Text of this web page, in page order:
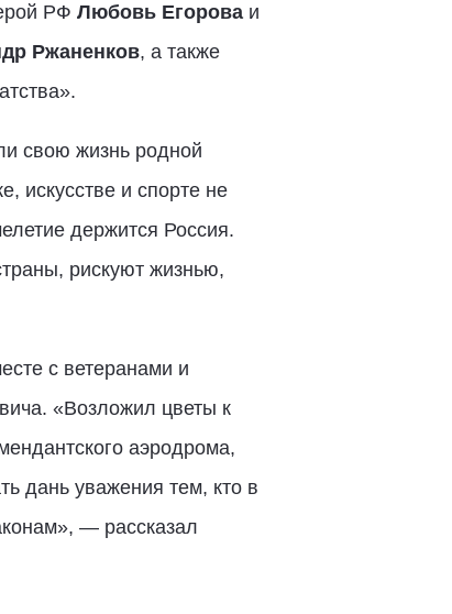
РФ Любовь Егороваи
Ржаненков, а также
свою жизнь родной
искусстве и спорте не
держится Россия.
рискуют жизнью,
с ветеранами и
«Возложил цветы к
аэродрома,
дань уважения тем, кто в
— рассказал